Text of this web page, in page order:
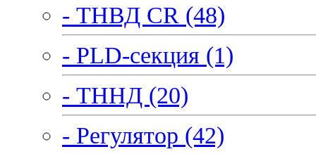
- ТНВД CR (48)
- PLD-секция (1)
- ТННД (20)
- Регулятор (42)